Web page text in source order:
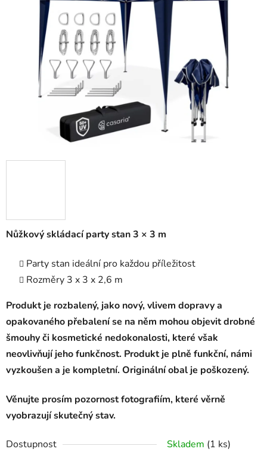
Nůžkový skládací party stan 3 × 3 m
Party stan ideální pro každou příležitost
Rozměry 3 x 3 x 2,6 m
Produkt je rozbalený, jako nový, vlivem dopravy a
opakovaného přebalení se na něm mohou objevit drobné
šmouhy či kosmetické nedokonalosti, které však
neovlivňují jeho funkčnost. Produkt je plně funkční, námi
vyzkoušen a je kompletní. Originální obal je poškozený.
Věnujte prosím pozornost fotografiím, které věrně
vyobrazují skutečný stav.
Dostupnost Skladem (1 ks)
hvězdiček.